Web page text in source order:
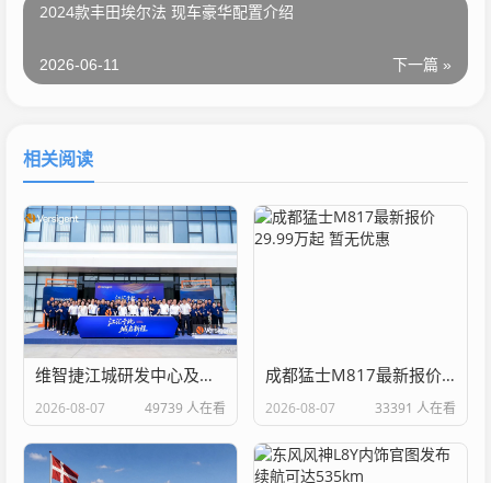
2024款丰田埃尔法 现车豪华配置介绍
下一篇 »
2026-06-11
相关阅读
维智捷江城研发中心及新工厂正式落成启用
2026-08-07 49739 人在看
成都猛士M817最新报价29.99万起 暂无优惠
2026-08-07 33391 人在看